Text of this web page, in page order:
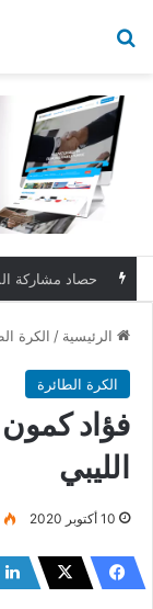
الرئيسية / الكرة
الكرة الطائرة
فؤاد
الليبي
10 أكتوبر 2020